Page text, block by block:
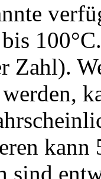
Zahl).
sind